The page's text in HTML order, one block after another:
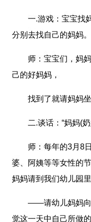
一.游戏：宝宝找
分别去找自己的妈妈。
师：宝宝们，妈妈
己的好妈妈，
找到了就请妈妈坐
二.谈话：“妈妈(奶
师：每年的3月8日
婆、阿姨等等女性的
妈妈请到我们幼儿园
——请幼儿妈妈向幼
觉这一天中自己所做